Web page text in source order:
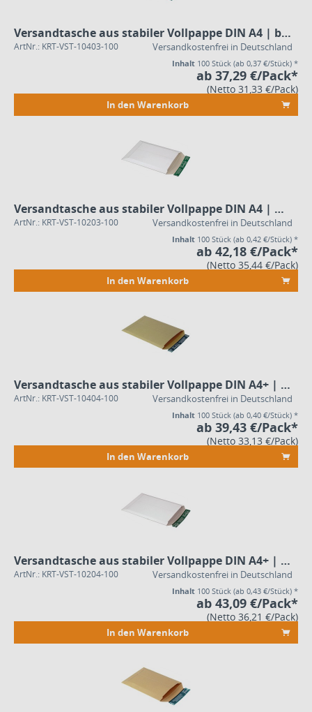
Versandtasche aus stabiler Vollpappe DIN A4 | braun
ArtNr.: KRT-VST-10403-100 Versandkostenfrei in Deutschland
Inhalt 100 Stück (ab 0,37 €/Stück) *
ab 37,29 €/Pack*
(Netto 31,33 €/Pack)
In den Warenkorb
Versandtasche aus stabiler Vollpappe DIN A4 | weiß
ArtNr.: KRT-VST-10203-100 Versandkostenfrei in Deutschland
Inhalt 100 Stück (ab 0,42 €/Stück) *
ab 42,18 €/Pack*
(Netto 35,44 €/Pack)
In den Warenkorb
Versandtasche aus stabiler Vollpappe DIN A4+ | braun | Groß- und Maxibrief Format
ArtNr.: KRT-VST-10404-100 Versandkostenfrei in Deutschland
Inhalt 100 Stück (ab 0,40 €/Stück) *
ab 39,43 €/Pack*
(Netto 33,13 €/Pack)
In den Warenkorb
Versandtasche aus stabiler Vollpappe DIN A4+ | weiß | Groß- und Maxibrief Format
ArtNr.: KRT-VST-10204-100 Versandkostenfrei in Deutschland
Inhalt 100 Stück (ab 0,43 €/Stück) *
ab 43,09 €/Pack*
(Netto 36,21 €/Pack)
In den Warenkorb